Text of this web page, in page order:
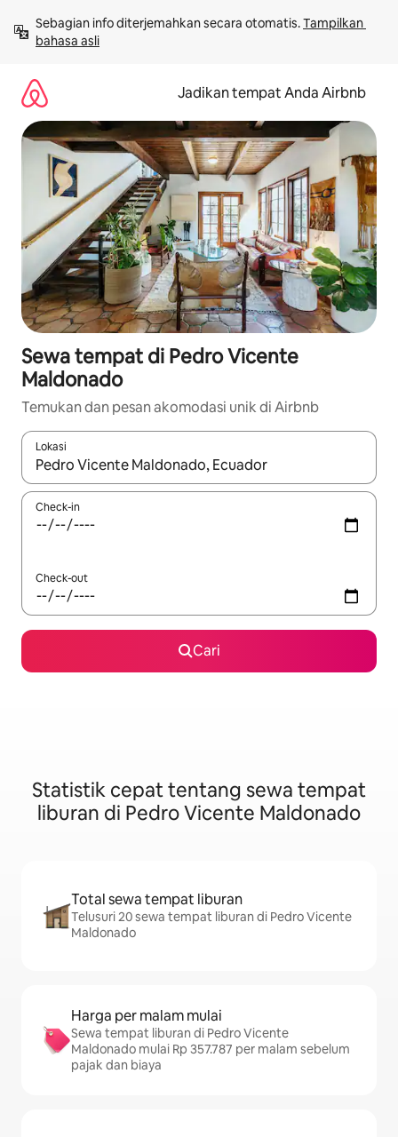
langsung
lihat
Sebagian info diterjemahkan secara otomatis. Tampilkan
bahasa asli
Jadikan tempat Anda Airbnb
Sewa tempat di Pedro Vicente
Maldonado
Temukan dan pesan akomodasi unik di Airbnb
Lokasi
Jika hasil yang dicari tersedia, telusuri dengan tombol panah
Check-in
Check-out
Cari
Statistik cepat tentang sewa tempat
liburan di Pedro Vicente Maldonado
Total sewa tempat liburan
Telusuri 20 sewa tempat liburan di Pedro Vicente
Maldonado
Harga per malam mulai
Sewa tempat liburan di Pedro Vicente
Maldonado mulai Rp 357.787 per malam sebelum
pajak dan biaya